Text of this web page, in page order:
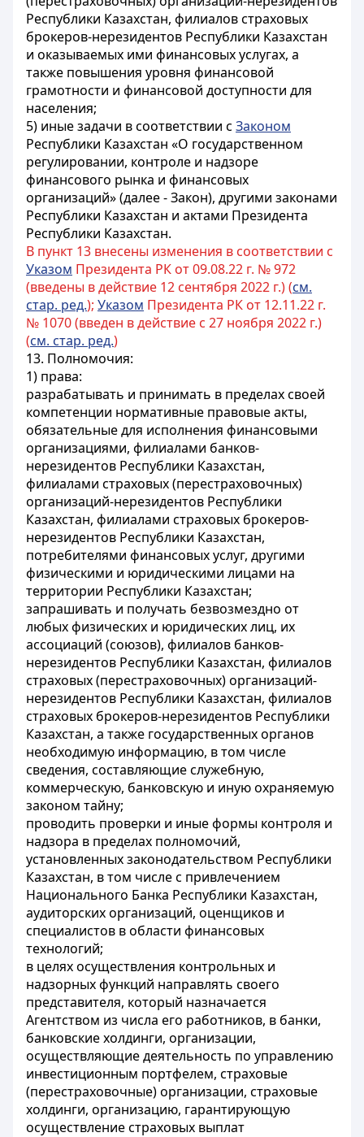
Республики Казахстан, филиалов страховых
брокеров-нерезидентов Республики Казахстан
и оказываемых ими финансовых услугах, а
также повышения уровня финансовой
грамотности и финансовой доступности для
населения;
5) иные задачи в соответствии с Законом
Республики Казахстан «О государственном
регулировании, контроле и надзоре
финансового рынка и финансовых
организаций» (далее - Закон), другими законами
Республики Казахстан и актами Президента
Республики Казахстан.
В пункт 13 внесены изменения в соответствии с
Указом Президента РК от 09.08.22 г. № 972
(введены в действие 12 сентября 2022 г.) (см.
стар. ред.); Указом Президента РК от 12.11.22 г.
№ 1070 (введен в действие с 27 ноября 2022 г.)
(см. стар. ред.)
13. Полномочия:
1) права:
разрабатывать и принимать в пределах своей
компетенции нормативные правовые акты,
обязательные для исполнения финансовыми
организациями, филиалами банков-
нерезидентов Республики Казахстан,
филиалами страховых (перестраховочных)
организаций-нерезидентов Республики
Казахстан, филиалами страховых брокеров-
нерезидентов Республики Казахстан,
потребителями финансовых услуг, другими
физическими и юридическими лицами на
территории Республики Казахстан;
запрашивать и получать безвозмездно от
любых физических и юридических лиц, их
ассоциаций (союзов), филиалов банков-
нерезидентов Республики Казахстан, филиалов
страховых (перестраховочных) организаций-
нерезидентов Республики Казахстан, филиалов
страховых брокеров-нерезидентов Республики
Казахстан, а также государственных органов
необходимую информацию, в том числе
сведения, составляющие служебную,
коммерческую, банковскую и иную охраняемую
законом тайну;
проводить проверки и иные формы контроля и
надзора в пределах полномочий,
установленных законодательством Республики
Казахстан, в том числе с привлечением
Национального Банка Республики Казахстан,
аудиторских организаций, оценщиков и
специалистов в области финансовых
технологий;
в целях осуществления контрольных и
надзорных функций направлять своего
представителя, который назначается
Агентством из числа его работников, в банки,
банковские холдинги, организации,
осуществляющие деятельность по управлению
инвестиционным портфелем, страховые
(перестраховочные) организации, страховые
холдинги, организацию, гарантирующую
осуществление страховых выплат